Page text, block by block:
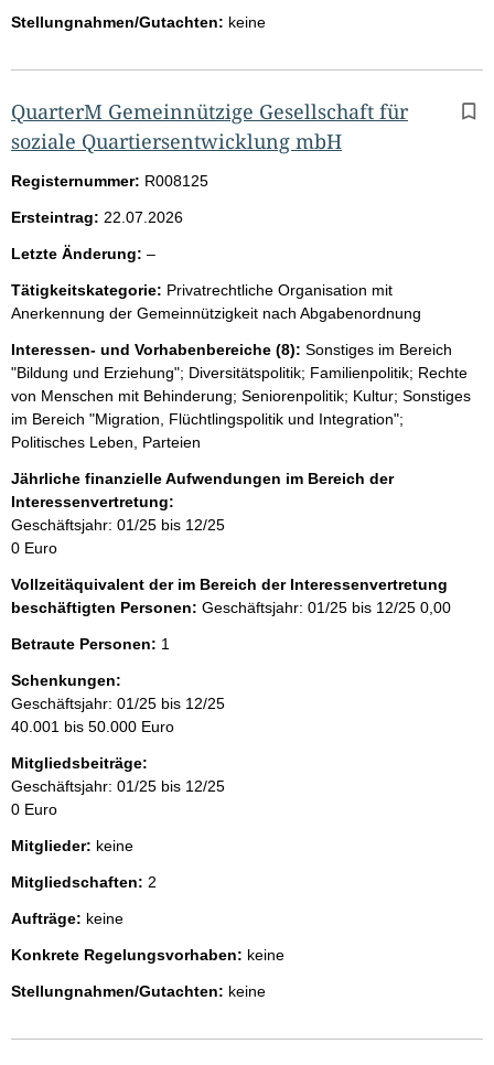
Stellungnahmen/Gutachten: keine
QuarterM Gemeinnützige Gesellschaft für
soziale Quartiersentwicklung mbH
Registernummer: R008125
Ersteintrag: 22.07.2026
Letzte Änderung: –l
e
r
Tätigkeitskategorie: Privatrechtliche Organisation mit
Anerkennung der Gemeinnützigkeit nach Abgabenordnung
Interessen- und Vorhabenbereiche (8): Sonstiges im Bereich
"Bildung und Erziehung"; Diversitätspolitik; Familienpolitik; Rechte
von Menschen mit Behinderung; Seniorenpolitik; Kultur; Sonstiges
im Bereich "Migration, Flüchtlingspolitik und Integration";
Politisches Leben, Parteien
Jährliche finanzielle Aufwendungen im Bereich der
Interessenvertretung:
Geschäftsjahr: 01/25 bis 12/25
0 Euro
Vollzeitäquivalent der im Bereich der Interessenvertretung
beschäftigten Personen: Geschäftsjahr: 01/25 bis 12/25 0,00
Betraute Personen: 1
Schenkungen:
Geschäftsjahr: 01/25 bis 12/25
40.001 bis 50.000 Euro
Mitgliedsbeiträge:
Geschäftsjahr: 01/25 bis 12/25
0 Euro
Mitglieder: keine
Mitgliedschaften: 2
Aufträge: keine
Konkrete Regelungsvorhaben: keine
Stellungnahmen/Gutachten: keine